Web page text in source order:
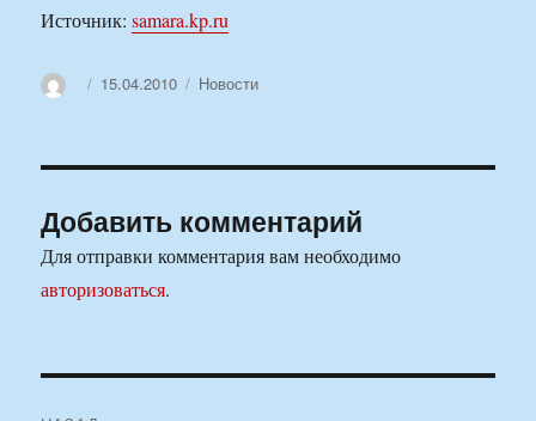
Источник:samara.kp.ru
АвторОпубликовано
15.04.2010 Рубрики
Новости
Добавить комментарий
Для отправки комментария вам необходимо
авторизоваться.